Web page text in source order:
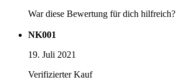
War diese Bewertung für dich hilfreich?
NK001
19. Juli 2021
Verifizierter Kauf